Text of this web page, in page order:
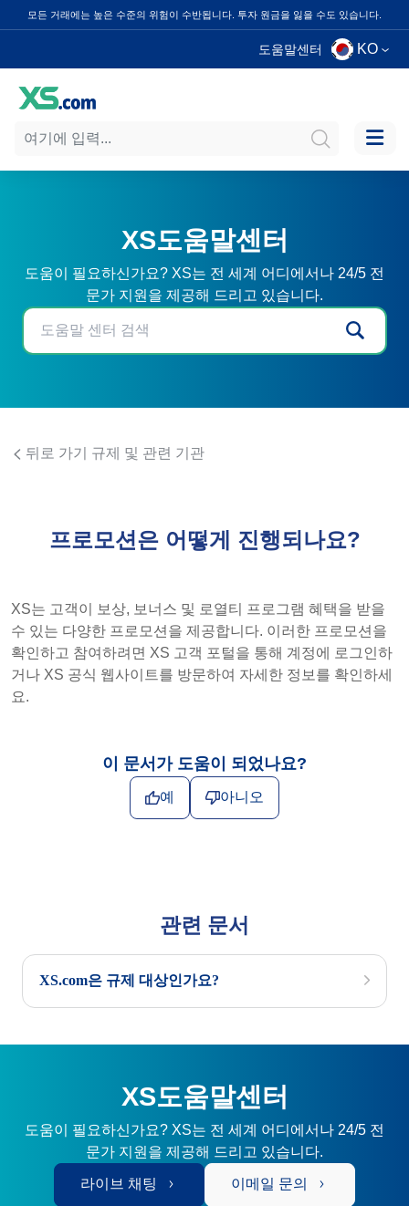
모든 거래에는 높은 수준의 위험이 수반됩니다. 투자 원금을 잃을 수도 있습니다.
도움말센터 KO
XS도움말센터
도움이 필요하신가요? XS는 전 세계 어디에서나 24/5 전
문가 지원을 제공해 드리고 있습니다.
뒤로 가기 규제 및 관련 기관
프로모션은 어떻게 진행되나요?
XS는 고객이 보상, 보너스 및 로열티 프로그램 혜택을 받을
수 있는 다양한 프로모션을 제공합니다. 이러한 프로모션을
확인하고 참여하려면 XS 고객 포털을 통해 계정에 로그인하
거나 XS 공식 웹사이트를 방문하여 자세한 정보를 확인하세
요.
이 문서가 도움이 되었나요?
예 아니오
관련 문서
XS.com은 규제 대상인가요?
XS도움말센터
도움이 필요하신가요? XS는 전 세계 어디에서나 24/5 전
문가 지원을 제공해 드리고 있습니다.
라이브 채팅 이메일 문의